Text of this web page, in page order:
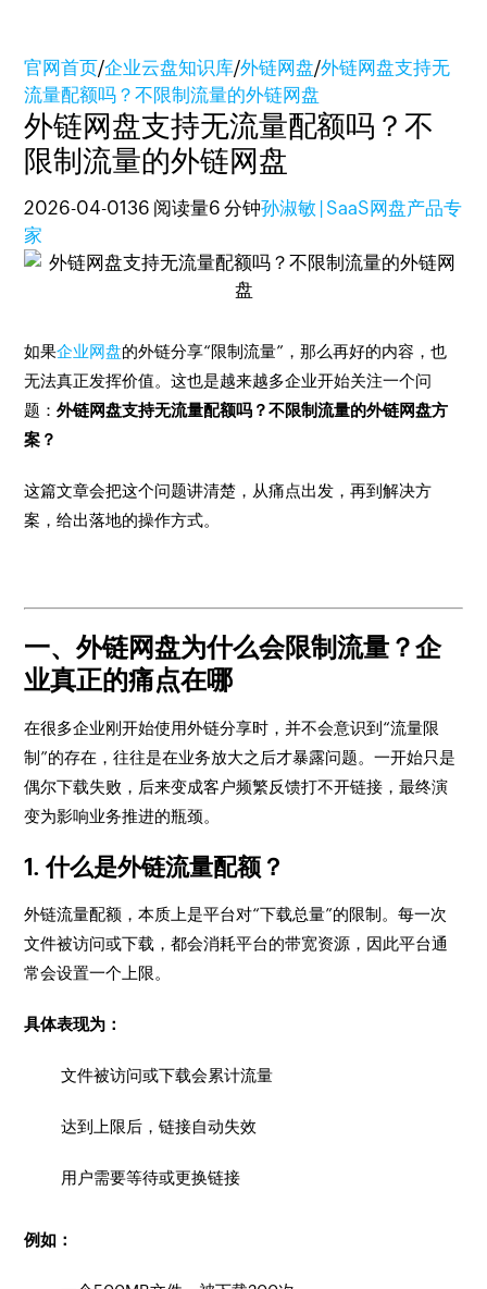
官网首页/企业云盘知识库/外链网盘/外链网盘支持无
流量配额吗？不限制流量的外链网盘
外链网盘支持无流量配额吗？不
限制流量的外链网盘
2026-04-01 36 阅读量6 分钟孙淑敏 | SaaS网盘产品专
家
如果企业网盘的外链分享“限制流量”，那么再好的内容，也
无法真正发挥价值。这也是越来越多企业开始关注一个问
题：外链网盘支持无流量配额吗？不限制流量的外链网盘方
案？
这篇文章会把这个问题讲清楚，从痛点出发，再到解决方
案，给出落地的操作方式。
一、外链网盘为什么会限制流量？企
业真正的痛点在哪
在很多企业刚开始使用外链分享时，并不会意识到“流量限
制”的存在，往往是在业务放大之后才暴露问题。一开始只是
偶尔下载失败，后来变成客户频繁反馈打不开链接，最终演
变为影响业务推进的瓶颈。
1. 什么是外链流量配额？
外链流量配额，本质上是平台对“下载总量”的限制。每一次
文件被访问或下载，都会消耗平台的带宽资源，因此平台通
常会设置一个上限。
具体表现为：
文件被访问或下载会累计流量
达到上限后，链接自动失效
用户需要等待或更换链接
例如：